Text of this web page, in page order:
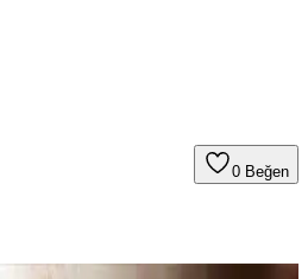
0 Beğen